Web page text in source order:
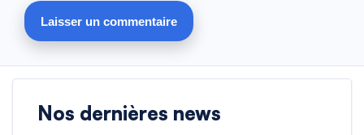
Nos dernières news